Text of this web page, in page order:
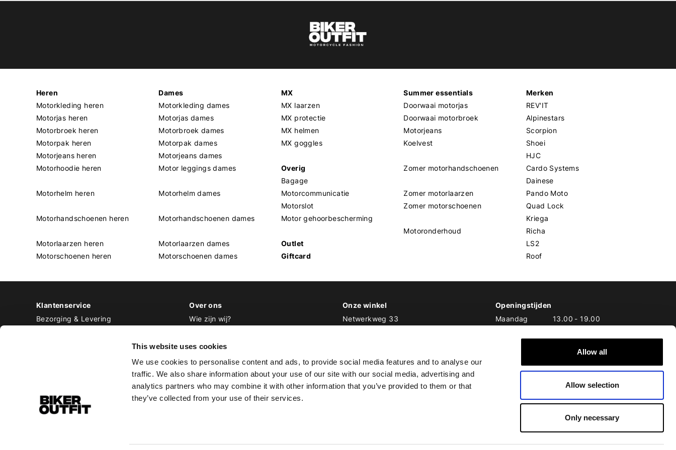
This website uses cookies
We use cookies to personalise content and ads, to provide social media features and to analyse our
traffic. We also share information about your use of our site with our social media, advertising and
analytics partners who may combine it with other information that you’ve provided to them or that
they’ve collected from your use of their services.
Allow all
Allow selection
Only necessary
Heren
Motorkleding heren
Motorjas heren
Motorbroek heren
Motorpak heren
Motorjeans heren
Motorhoodie heren
Motorhelm heren
Motorhandschoenen heren
Motorlaarzen heren
Motorschoenen heren
Dames
Motorkleding dames
Motorjas dames
Motorbroek dames
Motorpak dames
Motorjeans dames
Motor leggings dames
Motorhelm dames
Motorhandschoenen dames
Motorlaarzen dames
Motorschoenen dames
MX
MX laarzen
MX protectie
MX helmen
MX goggles
Overig
Bagage
Motorcommunicatie
Motorslot
Motor gehoorbescherming
Outlet
Giftcard
Summer essentials
Doorwaai motorjas
Doorwaai motorbroek
Motorjeans
Koelvest
Zomer motorhandschoenen
Zomer motorlaarzen
Zomer motorschoenen
Motoronderhoud
Merken
REV'IT
Alpinestars
Scorpion
Shoei
HJC
Cardo Systems
Dainese
Pando Moto
Quad Lock
Kriega
Richa
LS2
Roof
Klantenservice
Bezorging & Levering
Privacy Policy
Over ons
Wie zijn wij?
Werken bij Biker Outfit
Onze winkel
Netwerkweg 33
T 020 493 03 67
Openingstijden
Maandag
13.00 - 19.00
Woensdag
10.00-19.00
-20.00
Zaterdag
10.00-17.00
10.00-17.00